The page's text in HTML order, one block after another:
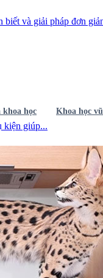
giải pháp đơn giản để
khoa học Khoa học
kiện giúp...